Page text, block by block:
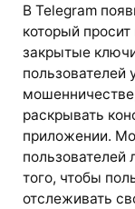
В Telegram
который
закрытые
пользователей
раскрывать
приложении.
того, чтобы
отслеживать